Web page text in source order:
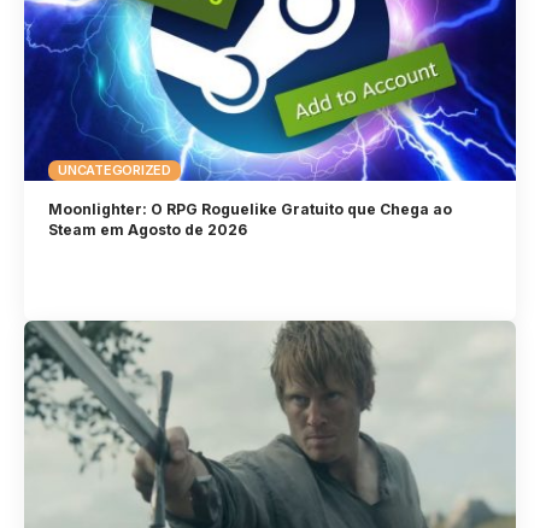
UNCATEGORIZED
Moonlighter: O RPG Roguelike Gratuito que Chega ao
Steam em Agosto de 2026